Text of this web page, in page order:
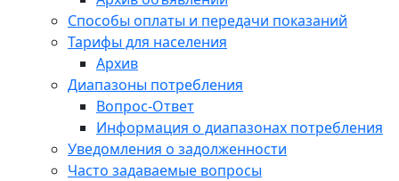
Способы оплаты и передачи показаний
Тарифы для населения
Архив
Диапазоны потребления
Вопрос-Ответ
Информация о диапазонах потребления
Уведомления о задолженности
Часто задаваемые вопросы